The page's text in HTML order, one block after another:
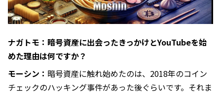
ナガトモ：暗号資産に出会ったきっかけとYouTubeを始
めた理由は何ですか？
モーシン： 暗号資産に触れ始めたのは、2018年のコイン
チェックのハッキング事件があった後ぐらいです。それま